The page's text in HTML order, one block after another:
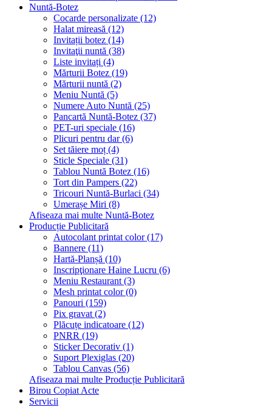
Nuntă-Botez
Cocarde personalizate (12)
Halat mireasă (12)
Invitații botez (14)
Invitaţii nuntă (38)
Liste invitați (4)
Mărturii Botez (19)
Mărturii nuntă (2)
Meniu Nuntă (5)
Numere Auto Nuntă (25)
Pancartă Nuntă-Botez (37)
PET-uri speciale (16)
Plicuri pentru dar (6)
Set tăiere moț (4)
Sticle Speciale (31)
Tablou Nuntă Botez (16)
Tort din Pampers (22)
Tricouri Nuntă-Burlaci (34)
Umerașe Miri (8)
Afiseaza mai multe Nuntă-Botez
Producție Publicitară
Autocolant printat color (17)
Bannere (11)
Hartă-Planșă (10)
Inscripţionare Haine Lucru (6)
Meniu Restaurant (3)
Mesh printat color (0)
Panouri (159)
Pix gravat (2)
Plăcuțe indicatoare (12)
PNRR (19)
Sticker Decorativ (1)
Suport Plexiglas (20)
Tablou Canvas (56)
Afiseaza mai multe Producție Publicitară
Birou Copiat Acte
Servicii